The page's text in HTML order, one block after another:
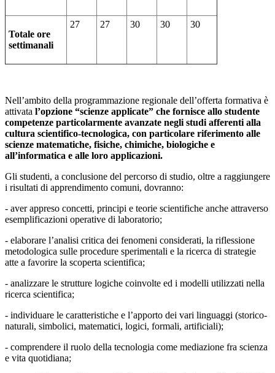
Totale ore
settimanali
27 27 30 30 30
Nell’ambito della programmazione regionale dell’offerta formativa è
attivata l’opzione “scienze applicate” che fornisce allo studente
competenze particolarmente avanzate negli studi afferenti alla
cultura scientifico-tecnologica, con particolare riferimento alle
scienze matematiche, fisiche, chimiche, biologiche e
all’informatica e alle loro applicazioni.
Gli studenti, a conclusione del percorso di studio, oltre a raggiungere
i risultati di apprendimento comuni, dovranno:
- aver appreso concetti, principi e teorie scientifiche anche attraverso
esemplificazioni operative di laboratorio;
- elaborare l’analisi critica dei fenomeni considerati, la riflessione
metodologica sulle procedure sperimentali e la ricerca di strategie
atte a favorire la scoperta scientifica;
- analizzare le strutture logiche coinvolte ed i modelli utilizzati nella
ricerca scientifica;
- individuare le caratteristiche e l’apporto dei vari linguaggi (storico-
naturali, simbolici, matematici, logici, formali, artificiali);
- comprendere il ruolo della tecnologia come mediazione fra scienza
e vita quotidiana;